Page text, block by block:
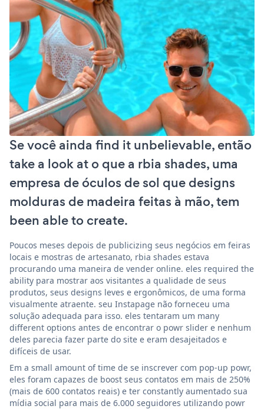
Se você ainda find it unbelievable, então
take a look at o que a rbia shades, uma
empresa de óculos de sol que designs
molduras de madeira feitas à mão, tem
been able to create.
Poucos meses depois de publicizing seus negócios em feiras
locais e mostras de artesanato, rbia shades estava
procurando uma maneira de vender online. eles required the
ability para mostrar aos visitantes a qualidade de seus
produtos, seus designs leves e ergonômicos, de uma forma
visualmente atraente. seu Instapage não forneceu uma
solução adequada para isso. eles tentaram um many
different options antes de encontrar o powr slider e nenhum
deles parecia fazer parte do site e eram desajeitados e
difíceis de usar.
Em a small amount of time de se inscrever com pop-up powr,
eles foram capazes de boost seus contatos em mais de 250%
(mais de 600 contatos reais) e ter constantly aumentado sua
mídia social para mais de 6.000 seguidores utilizando powr